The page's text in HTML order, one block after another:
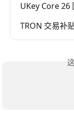
UKey Core 26
TRON 交易补